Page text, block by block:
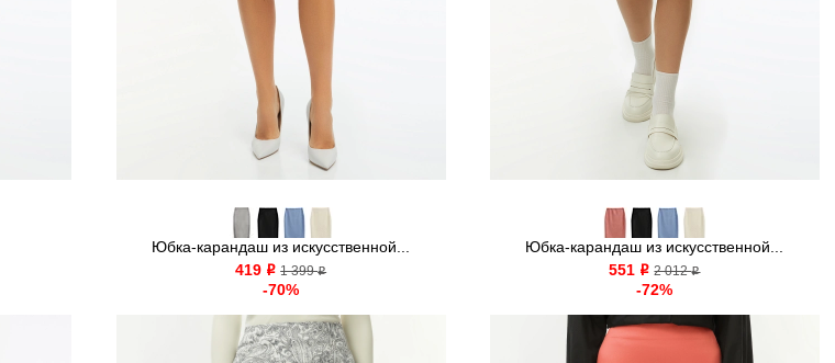
Юбка-карандаш из искусственной...
419 o 1 399o
-70%
Юбка-карандаш из искусственной...
551 o 2 012o
-72%